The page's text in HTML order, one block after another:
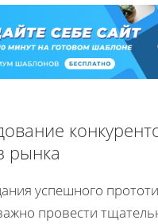
рынка
успешного
провести